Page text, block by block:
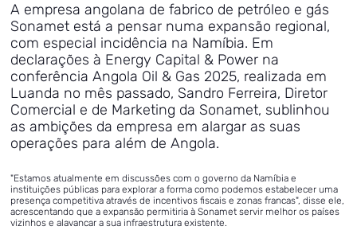
A empresa angolana de fabrico de petróleo e gás
Sonamet está a pensar numa expansão regional,
com especial incidência na Namíbia. Em
declarações à Energy Capital & Power na
conferência Angola Oil & Gas 2025, realizada em
Luanda no mês passado, Sandro Ferreira, Diretor
Comercial e de Marketing da Sonamet, sublinhou
as ambições da empresa em alargar as suas
operações para além de Angola.
"Estamos atualmente em discussões com o governo da Namíbia e
instituições públicas para explorar a forma como podemos estabelecer uma
presença competitiva através de incentivos fiscais e zonas francas", disse ele,
acrescentando que a expansão permitiria à Sonamet servir melhor os países
vizinhos e alavancar a sua infraestrutura existente.